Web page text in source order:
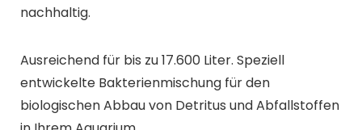
nachhaltig.
Ausreichend für bis zu 17.600 Liter. Speziell
entwickelte Bakterienmischung für den
biologischen Abbau von Detritus und Abfallstoffen